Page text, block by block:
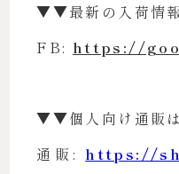
▼▼最新の入荷情
FB: https://
▼▼個人向け通販
通販: https://